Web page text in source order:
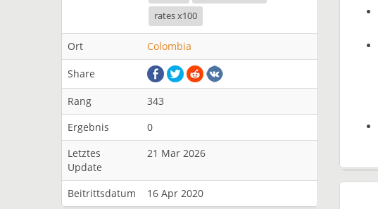
rates x100
Ort Colombia
Share
Rang
343
Ergebnis
0
Letztes
Update
21 Mar 2026
Beitrittsdatum 16 Apr 2020